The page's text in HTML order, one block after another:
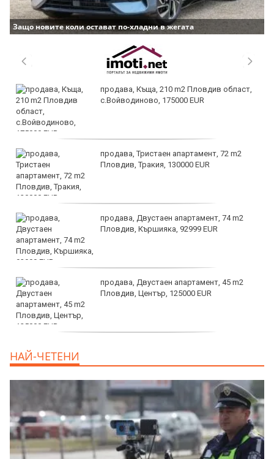
Защо новите коли остават по-хладни в жегата
продава, Къща, 210 m2 Пловдив област,
с.Войводиново, 175000 EUR
продава, Тристаен апартамент, 72 m2
Пловдив, Тракия, 130000 EUR
продава, Двустаен апартамент, 74 m2
Пловдив, Кършияка, 92999 EUR
продава, Двустаен апартамент, 45 m2
Пловдив, Център, 125000 EUR
НАЙ-ЧЕТЕНИ